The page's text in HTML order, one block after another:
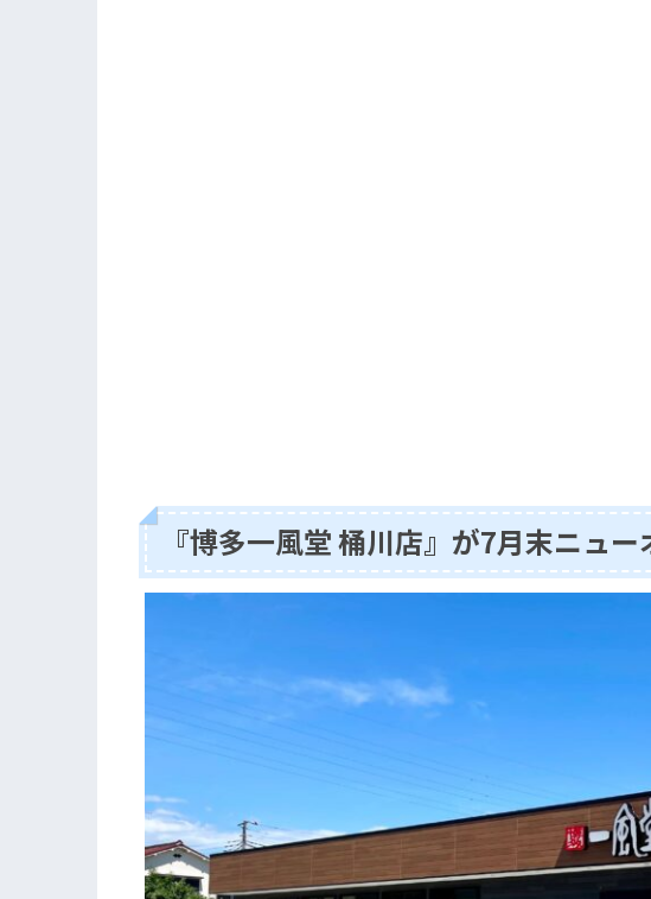
『博多一風堂 桶川店』が7月末ニュー